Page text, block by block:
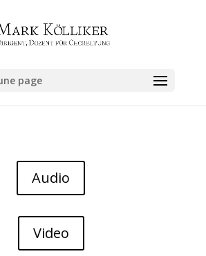
page
Audio
Video